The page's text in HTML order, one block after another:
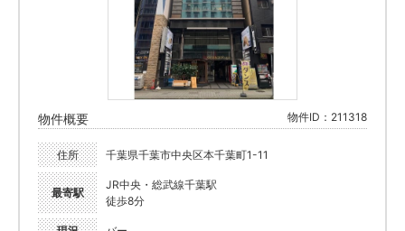
物件概要 物件ID：211318
住所 千葉県千葉市中央区本千葉町1-11
最寄駅
JR中央・総武線千葉駅
徒歩8分